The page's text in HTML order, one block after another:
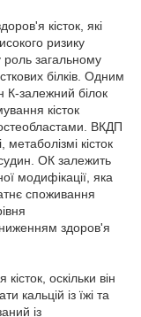
кісток, які
ризику
роль загальному
білків. Одним
К-залежний білок
кісток
ВКДП
кісток
ОК залежить
модифікації, яка
споживання
здоров'я
оскільки він
кальцій із їжі та
із